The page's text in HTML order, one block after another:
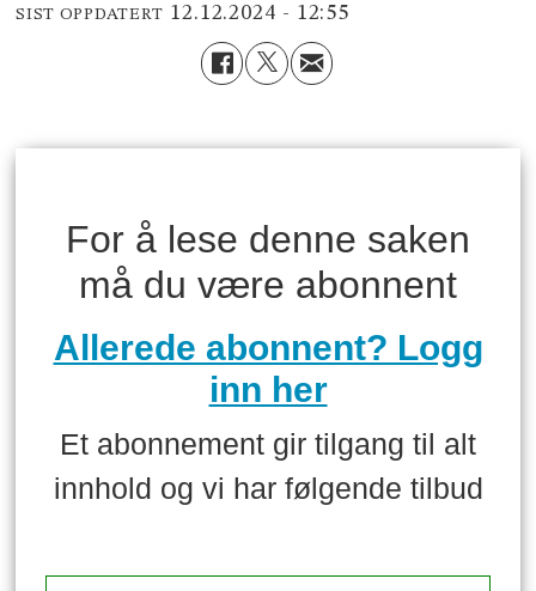
SIST OPPDATERT 12.12.2024 - 12:55
For å lese denne saken
må du være abonnent
Allerede abonnent? Logg
inn her
Et abonnement gir tilgang til alt
innhold og vi har følgende tilbud